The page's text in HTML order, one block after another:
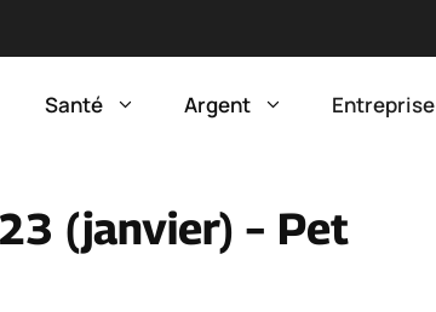
Santé Argent Entreprise
(janvier) – Pet